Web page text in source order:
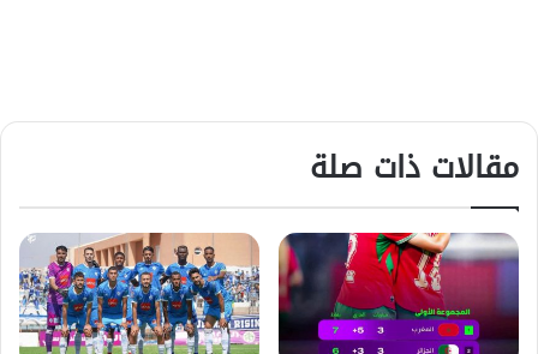
مقالات ذات صلة